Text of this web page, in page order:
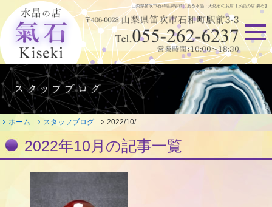
山梨県笛吹市石和温泉駅前にある水晶・天然石のお店【水晶の店 氣石】
ホーム スタッフブログ 2022/10/
2022年10月の記事一覧